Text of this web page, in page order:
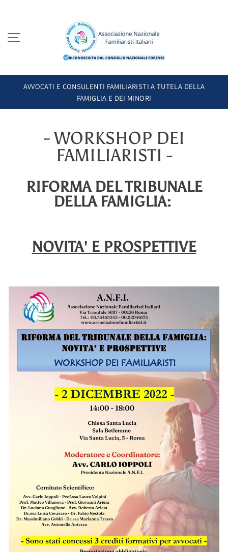
Navigazione nel sito
AVVOCATI E CONSULENTI FAMILIARISTI A TUTELA DELLA
FAMIGLIA E DEI MINORI
- WORKSHOP DEI
FAMILIARISTI -
RIFORMA DEL TRIBUNALE
DELLA FAMIGLIA:
NOVITA' E PROSPETTIVE